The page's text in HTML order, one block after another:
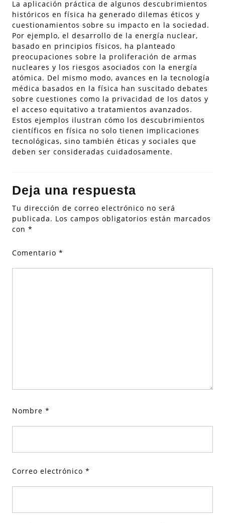
La aplicación práctica de algunos descubrimientos
históricos en física ha generado dilemas éticos y
cuestionamientos sobre su impacto en la sociedad.
Por ejemplo, el desarrollo de la energía nuclear,
basado en principios físicos, ha planteado
preocupaciones sobre la proliferación de armas
nucleares y los riesgos asociados con la energía
atómica. Del mismo modo, avances en la tecnología
médica basados en la física han suscitado debates
sobre cuestiones como la privacidad de los datos y
el acceso equitativo a tratamientos avanzados.
Estos ejemplos ilustran cómo los descubrimientos
científicos en física no solo tienen implicaciones
tecnológicas, sino también éticas y sociales que
deben ser consideradas cuidadosamente.
Deja una respuesta
Tu dirección de correo electrónico no será
publicada. Los campos obligatorios están marcados
con *
Comentario *
Nombre *
Correo electrónico *